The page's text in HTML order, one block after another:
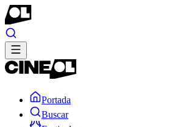
Portada
Buscar